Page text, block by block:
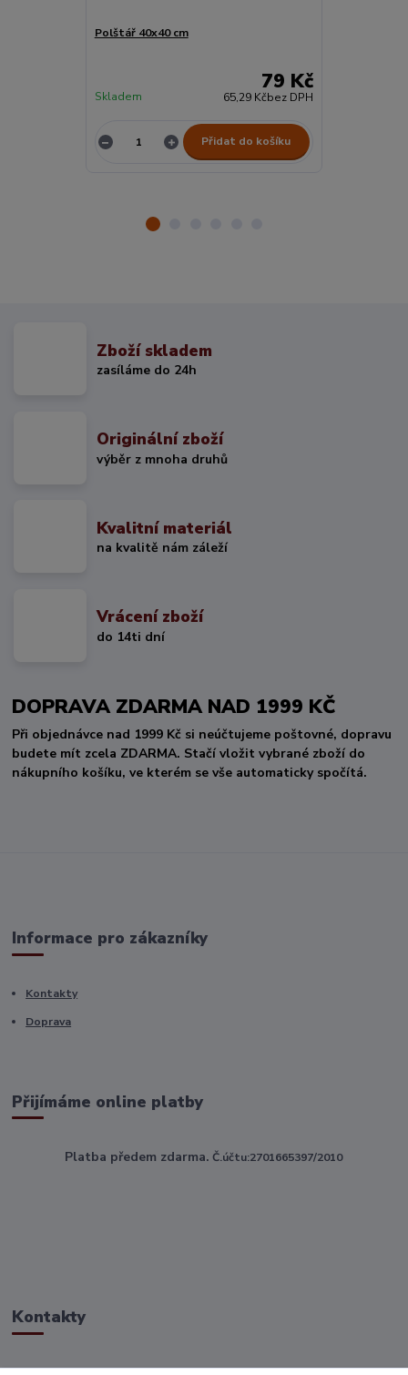
Polštář 40x40 cm
79 Kč
65,29 Kčbez DPH
Skladem
Přidat do košíku
Zboží skladem
zasíláme do 24h
Originální zboží
výběr z mnoha druhů
Kvalitní materiál
na kvalitě nám záleží
Vrácení zboží
do 14ti dní
DOPRAVA ZDARMA NAD 1999 KČ
Při objednávce nad 1999 Kč si neúčtujeme poštovné, dopravu
budete mít zcela ZDARMA. Stačí vložit vybrané zboží do
nákupního košíku, ve kterém se vše automaticky spočítá.
Informace pro zákazníky
Kontakty
Doprava
Přijímáme online platby
Platba předem zdarma. Č.účtu:2701665397/2010
Kontakty